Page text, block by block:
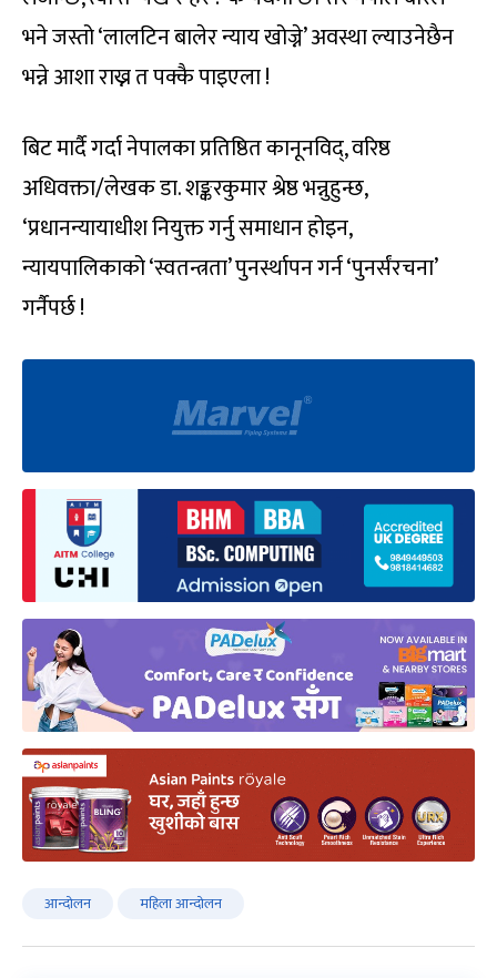
भने जस्तो ‘लालटिन बालेर न्याय खोज्ने’ अवस्था ल्याउनेछैन
भन्ने आशा राख्न त पक्कै पाइएला !
बिट मार्दै गर्दा नेपालका प्रतिष्ठित कानूनविद्, वरिष्ठ
अधिवक्ता/लेखक डा. शङ्करकुमार श्रेष्ठ भन्नुहुन्छ,
‘प्रधानन्यायाधीश नियुक्त गर्नु समाधान होइन,
न्यायपालिकाको ‘स्वतन्त्रता’ पुनर्स्थापन गर्न ‘पुनर्संरचना’
गर्नैपर्छ !
आन्दोलन महिला आन्दोलन